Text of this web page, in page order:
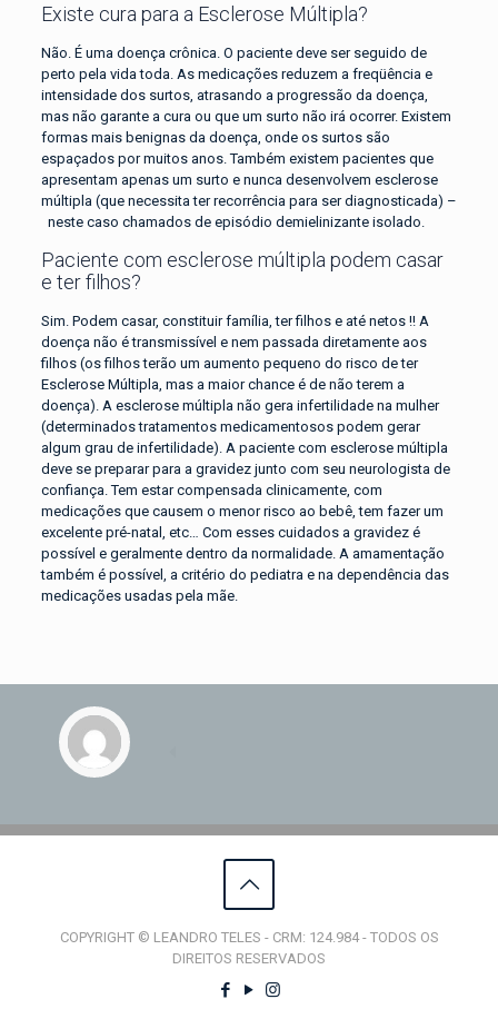
Existe cura para a Esclerose Múltipla?
Não. É uma doença crônica. O paciente deve ser seguido de
perto pela vida toda. As medicações reduzem a freqüência e
intensidade dos surtos, atrasando a progressão da doença,
mas não garante a cura ou que um surto não irá ocorrer. Existem
formas mais benignas da doença, onde os surtos são
espaçados por muitos anos. Também existem pacientes que
apresentam apenas um surto e nunca desenvolvem esclerose
múltipla (que necessita ter recorrência para ser diagnosticada) –
neste caso chamados de episódio demielinizante isolado.
Paciente com esclerose múltipla podem casar
e ter filhos?
Sim. Podem casar, constituir família, ter filhos e até netos !! A
doença não é transmissível e nem passada diretamente aos
filhos (os filhos terão um aumento pequeno do risco de ter
Esclerose Múltipla, mas a maior chance é de não terem a
doença). A esclerose múltipla não gera infertilidade na mulher
(determinados tratamentos medicamentosos podem gerar
algum grau de infertilidade). A paciente com esclerose múltipla
deve se preparar para a gravidez junto com seu neurologista de
confiança. Tem estar compensada clinicamente, com
medicações que causem o menor risco ao bebê, tem fazer um
excelente pré-natal, etc… Com esses cuidados a gravidez é
possível e geralmente dentro da normalidade. A amamentação
também é possível, a critério do pediatra e na dependência das
medicações usadas pela mãe.
COPYRIGHT © LEANDRO TELES - CRM: 124.984 - TODOS OS
DIREITOS RESERVADOS